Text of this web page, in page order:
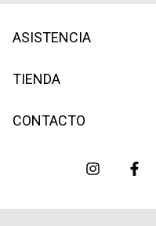
ASISTENCIA
TIENDA
CONTACTO